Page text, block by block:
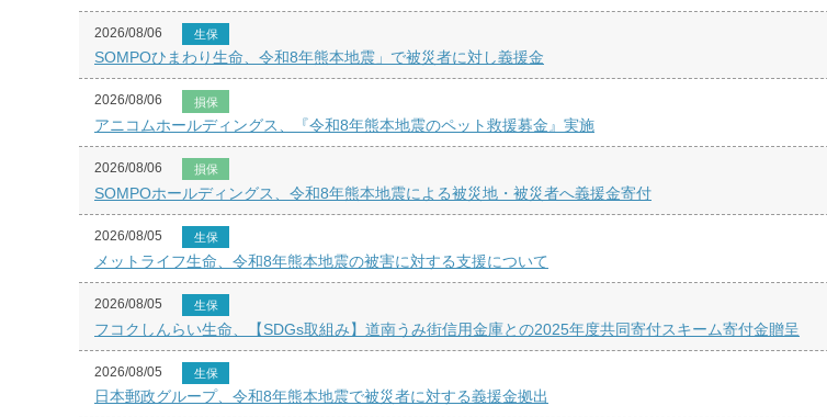
2026/08/06 生保
SOMPOひまわり生命、令和8年熊本地震」で被災者に対し義援金
2026/08/06 損保
アニコムホールディングス、『令和8年熊本地震のペット救援募金』実施
2026/08/06 損保
SOMPOホールディングス、令和8年熊本地震による被災地・被災者へ義援金寄付
2026/08/05 生保
メットライフ生命、令和8年熊本地震の被害に対する支援について
2026/08/05 生保
フコクしんらい生命、【SDGs取組み】道南うみ街信用金庫との2025年度共同寄付スキーム寄付金贈呈
2026/08/05 生保
日本郵政グループ、令和8年熊本地震で被災者に対する義援金拠出